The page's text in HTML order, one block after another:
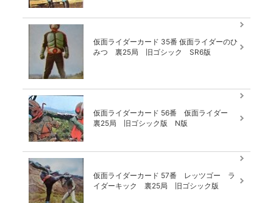
仮面ライダーカード 35番 仮面ライダーのひ
みつ 裏25局 旧ゴシック SR6版
仮面ライダーカード 56番 仮面ライダー
裏25局 旧ゴシック版 N版
仮面ライダーカード 57番 レッツゴー ラ
イダーキック 裏25局 旧ゴシック版